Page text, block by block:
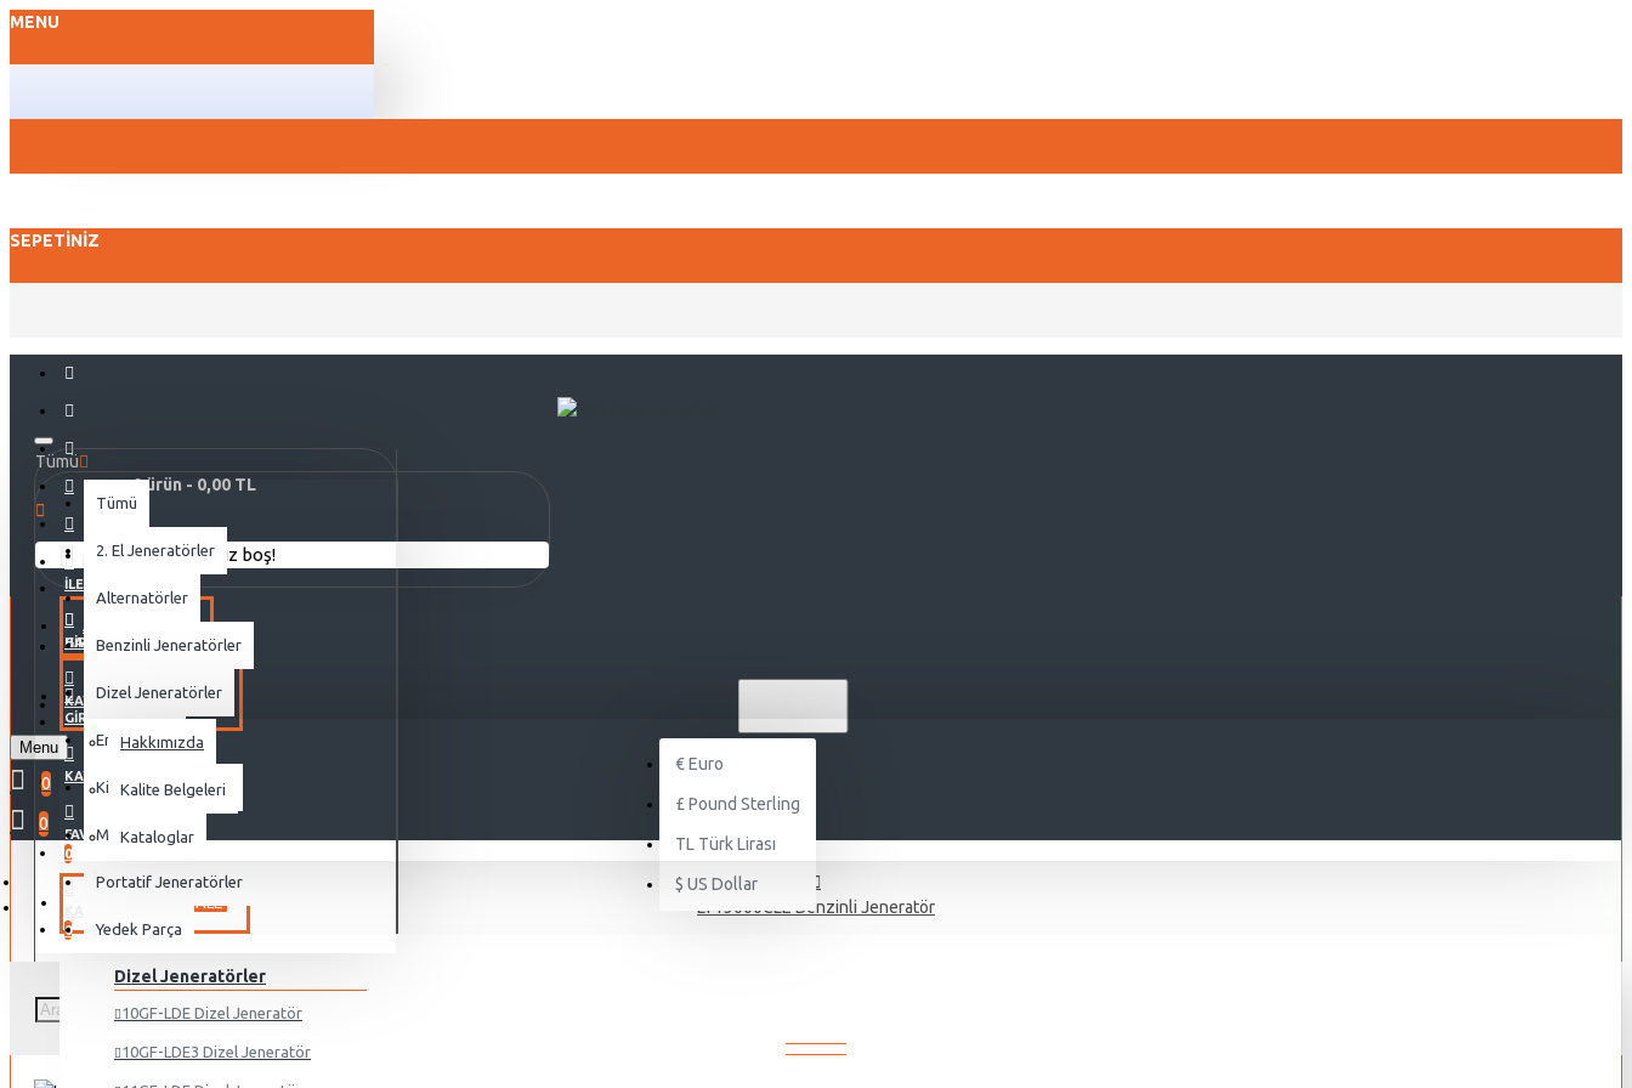
MENU
SEPETINIZ
İLETIŞIM
HAKKIMIZDA
€Euro
£ Pound Sterling
TL Türk Lirası
$ US Dollar
GIRIŞ
KAYIT OL
FAVORILER
0
0
Tümü
Tümü
2. El Jeneratörler
Alternatörler
Benzinli Jeneratörler
Dizel Jeneratörler
Endüstriyel
Kiralık Jeneratörler
Motor
Portatif Jeneratörler
Yedek Parça
0 ürün - 0,00 TL
Alışveriş sepetiniz boş!
MENU
ANA SAYFA
KURUMSAL
Hakkımızda
Kalite Belgeleri
Kataloglar
SALE
Dizel Jeneratörler
10GF-LDE Dizel Jeneratör
10GF-LDE3 Dizel Jeneratör
GIRIŞ
KAYIT OL
Menu
0
0
LT13000CLE Benzinli Jeneratör